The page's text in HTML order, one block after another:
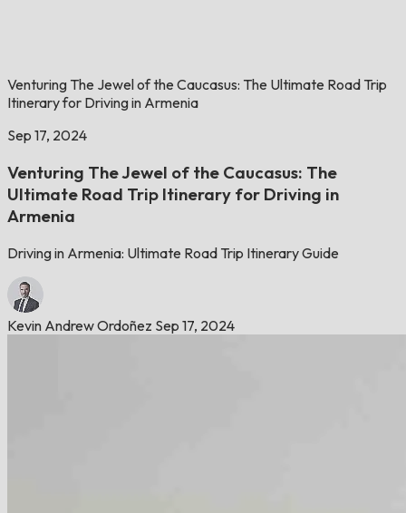
Venturing The Jewel of the Caucasus: The Ultimate Road Trip
Itinerary for Driving in Armenia
Sep 17, 2024
Venturing The Jewel of the Caucasus: The
Ultimate Road Trip Itinerary for Driving in
Armenia
Driving in Armenia: Ultimate Road Trip Itinerary Guide
Kevin Andrew Ordoñez Sep 17, 2024